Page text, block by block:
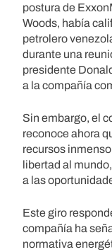
postura de
Woods, había
petrolero
durante una
presidente
a la compañía
Sin embargo, el
reconoce ahora
recursos
libertad al
a las
Este giro
compañía ha
normativa